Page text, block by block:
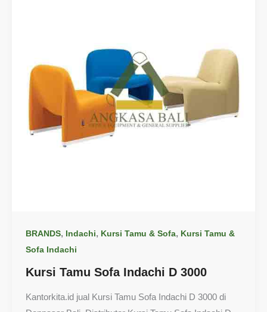
BRANDS, Indachi, Kursi Tamu & Sofa, Kursi Tamu &
Sofa Indachi
Kursi Tamu Sofa Indachi D 3000
Kantorkita.id jual Kursi Tamu Sofa Indachi D 3000 di